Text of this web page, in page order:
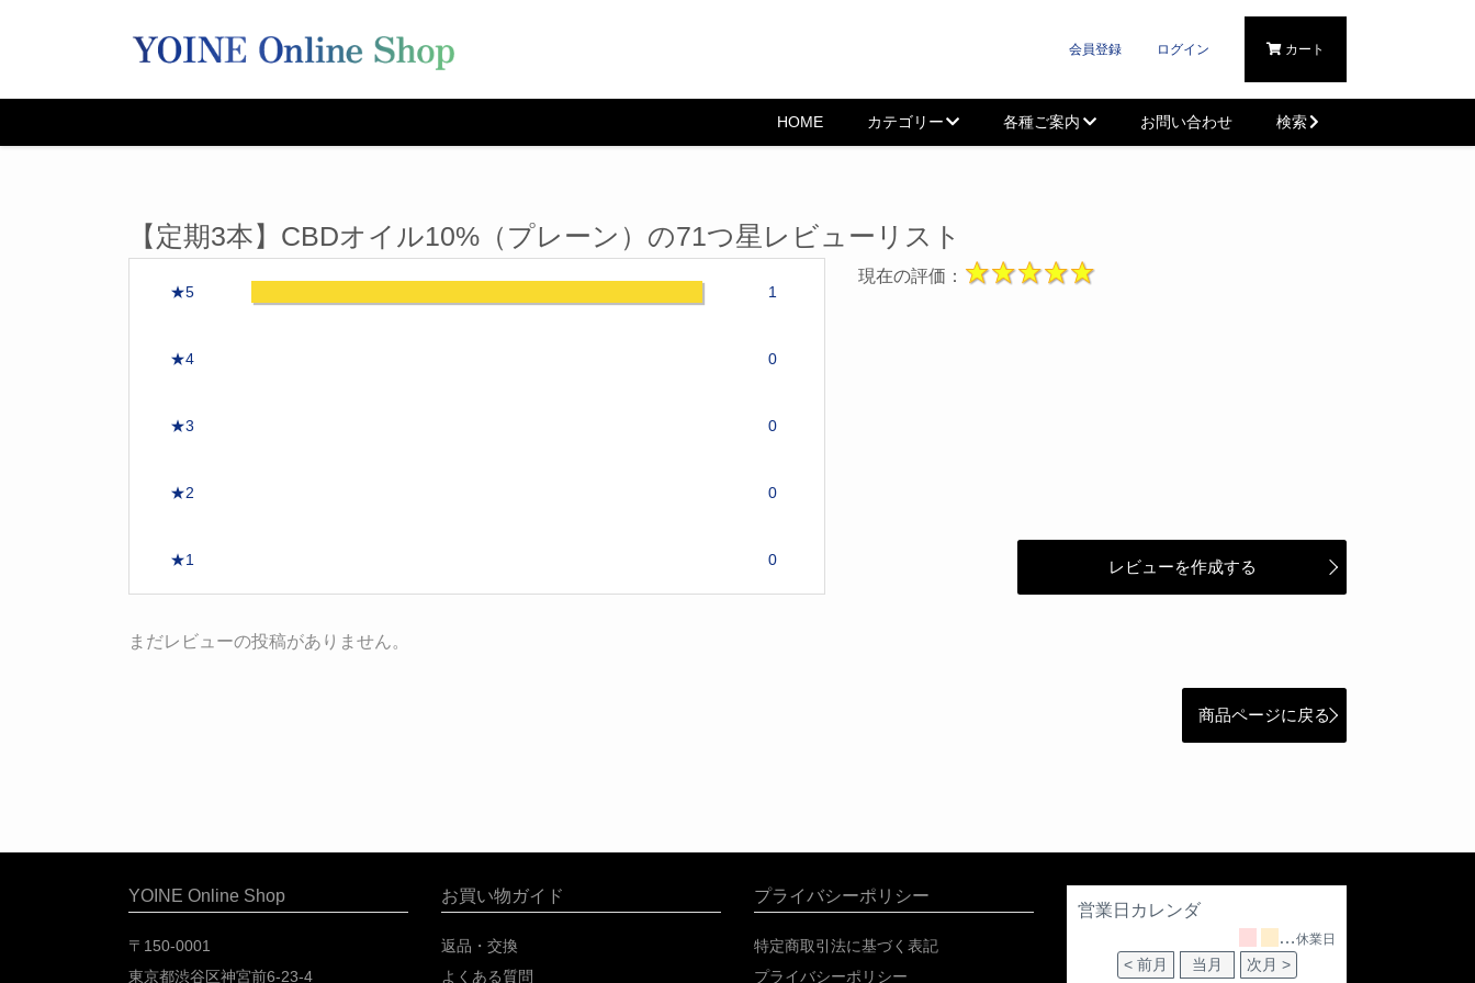
会員登録 ログイン カート
HOME カテゴリー 各種ご案内 お問い合わせ 検索
【定期3本】CBDオイル10%（プレーン）の71つ星レビューリスト
★5 1
★4 0
★3 0
★2 0
★1 0
現在の評価：
レビューを作成する
まだレビューの投稿がありません。
商品ページに戻る
YOINE Online Shop
〒150-0001
東京都渋谷区神宮前6-23-4
お買い物ガイド
返品・交換
よくある質問
プライバシーポリシー
特定商取引法に基づく表記
プライバシーポリシー
営業日カレンダ
…休業日